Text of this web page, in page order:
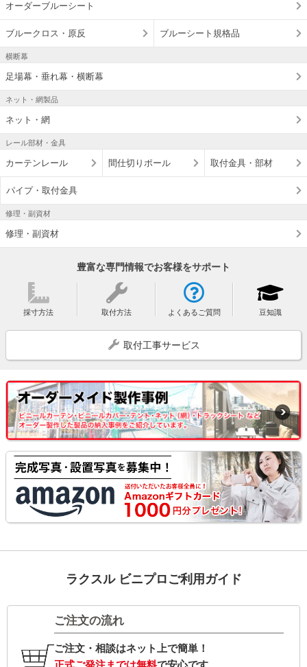
オーダーブルーシート
ブルークロス・原反 ブルーシート規格品
横断幕
足場幕・垂れ幕・横断幕
ネット・網製品
ネット・網
レール部材・金具
カーテンレール 間仕切りポール 取付金具・部材
パイプ・取付金具
修理・副資材
修理・副資材
豊富な専門情報でお客様をサポート
採寸方法 取付方法 よくあるご質問 豆知識
取付工事サービス
ラクスル ビニプロご利用ガイド
ご注文の流れ
ご注文・相談はネット上で簡単！
正式ご発注までは無料で安心です